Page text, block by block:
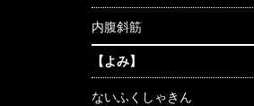
内腹斜筋
【よみ】
ないふくしゃきん